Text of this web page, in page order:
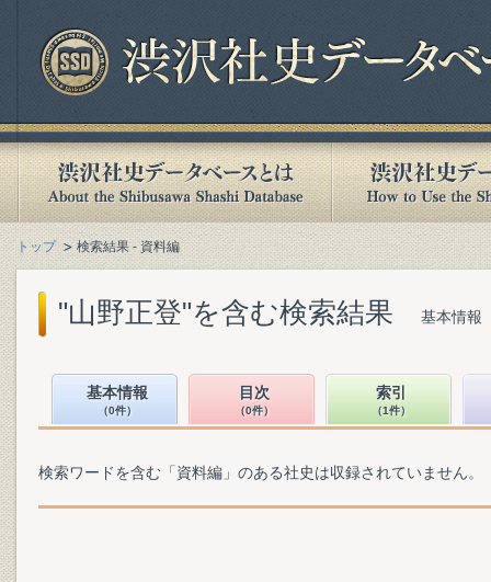
トップ 検索結果 - 資料編
"山野正登"を含む検索結果 基本情報
基本情報
（0件）
目次
（0件）
索引
（1件）
検索ワードを含む「資料編」のある社史は収録されていません。